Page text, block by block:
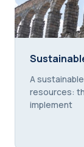
Course
A
resources:
implement